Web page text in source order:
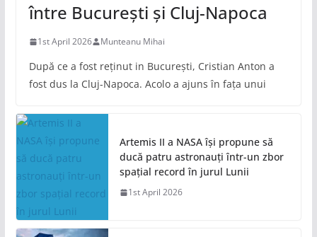
între București și Cluj-Napoca
1st April 2026 Munteanu Mihai
După ce a fost reținut in București, Cristian Anton a
fost dus la Cluj-Napoca. Acolo a ajuns în fața unui
Artemis II a NASA își propune să
ducă patru astronauți într-un zbor
spațial record în jurul Lunii
1st April 2026